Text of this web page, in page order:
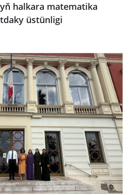
halkara matematika
üstünligi